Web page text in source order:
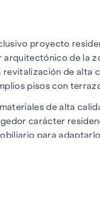
proyecto
de la
de alta
pisos con
de alta
carácter
para
los deseos.